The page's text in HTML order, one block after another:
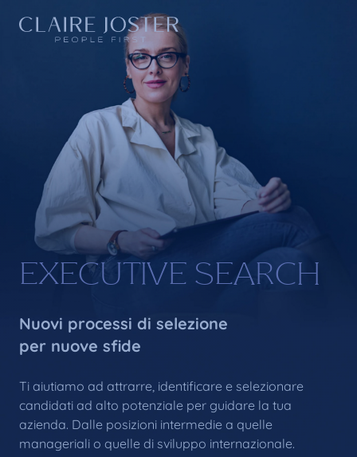
EXECUTIVE SEARCH
Nuovi processi di selezione
per nuove sfide
Ti aiutiamo ad attrarre, identificare e selezionare
candidati ad alto potenziale per guidare la tua
azienda. Dalle posizioni intermedie a quelle
manageriali o quelle di sviluppo internazionale.